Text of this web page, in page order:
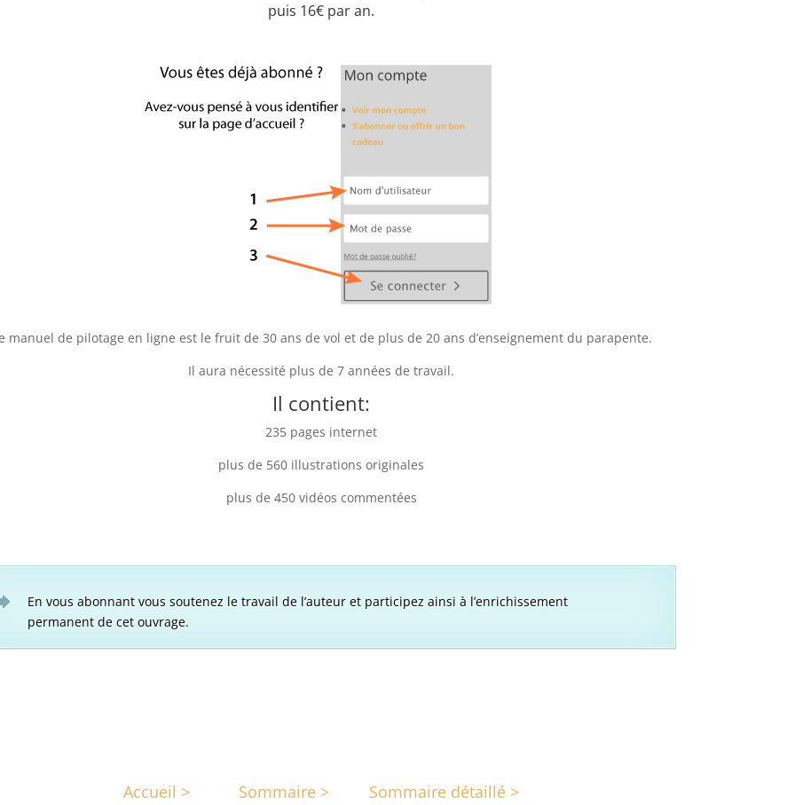
puis 16€ par an.
manuel de pilotage en ligne est le fruit de 30 ans de vol et de plus de 20 ans d’enseignement du parapente.
Il aura nécessité plus de 7 années de travail.
Il contient:
235 pages internet
plus de 560 illustrations originales
plus de 450 vidéos commentées
En vous abonnant vous soutenez le travail de l’auteur et participez ainsi à l’enrichissement
permanent de cet ouvrage.
Accueil > Sommaire > Sommaire détaillé >